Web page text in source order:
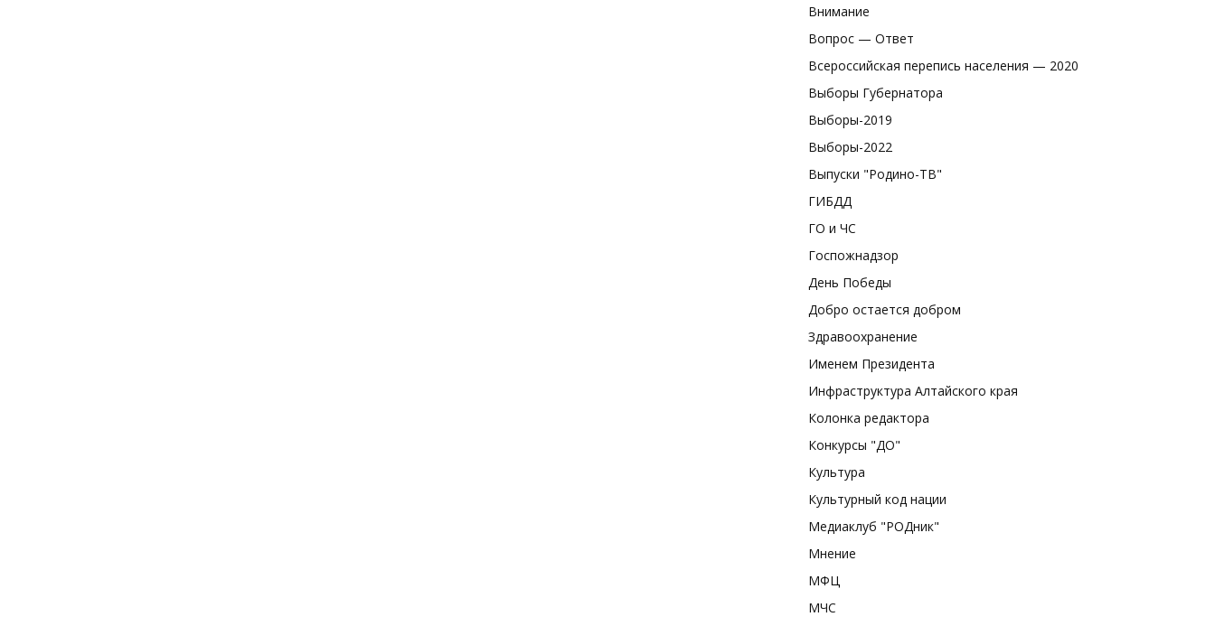
Внимание
Вопрос — Ответ
Всероссийская перепись населения — 2020
Выборы Губернатора
Выборы-2019
Выборы-2022
Выпуски "Родино-ТВ"
ГИБДД
ГО и ЧС
Госпожнадзор
День Победы
Добро остается добром
Здравоохранение
Именем Президента
Инфраструктура Алтайского края
Колонка редактора
Конкурсы "ДО"
Культура
Культурный код нации
Медиаклуб "РОДник"
Мнение
МФЦ
МЧС